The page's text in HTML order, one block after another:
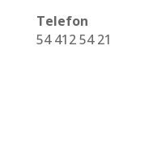
Telefon
54 412 54 21